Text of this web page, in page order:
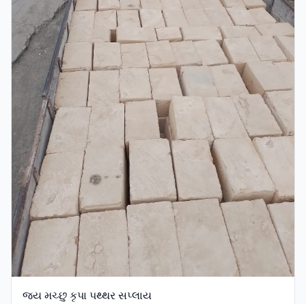
જય મચ્છુ કૃપા પથ્થર સપ્લાય